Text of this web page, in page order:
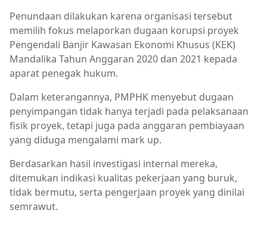
Penundaan dilakukan karena organisasi tersebut
memilih fokus melaporkan dugaan korupsi proyek
Pengendali Banjir Kawasan Ekonomi Khusus (KEK)
Mandalika Tahun Anggaran 2020 dan 2021 kepada
aparat penegak hukum.
Dalam keterangannya, PMPHK menyebut dugaan
penyimpangan tidak hanya terjadi pada pelaksanaan
fisik proyek, tetapi juga pada anggaran pembiayaan
yang diduga mengalami mark up.
Berdasarkan hasil investigasi internal mereka,
ditemukan indikasi kualitas pekerjaan yang buruk,
tidak bermutu, serta pengerjaan proyek yang dinilai
semrawut.